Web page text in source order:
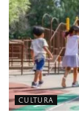
CULTURA